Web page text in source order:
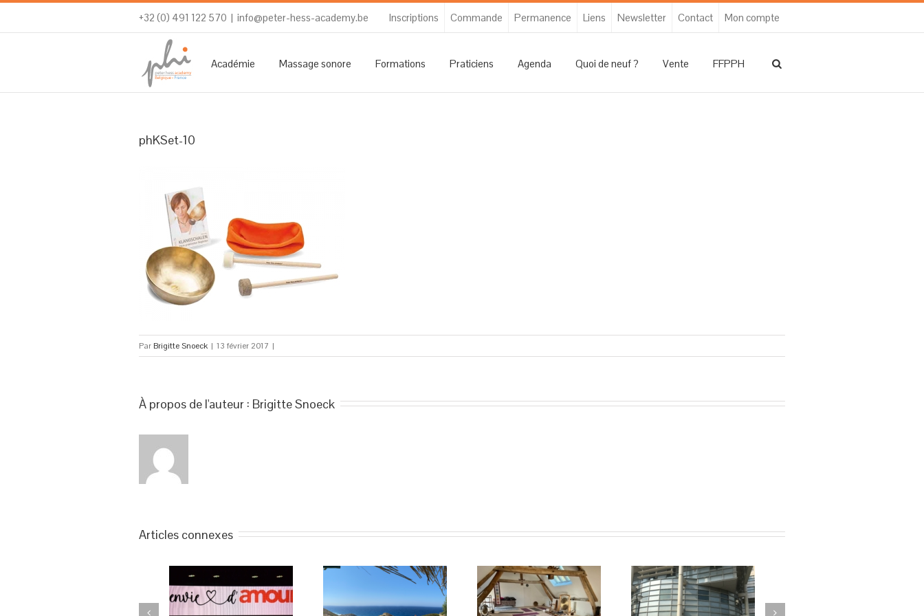
+32 (0) 491 122 570 | info@peter-hess-academy.be Inscriptions Commande Permanence Liens Newsletter Contact Mon compte
Académie Massage sonore Formations Praticiens Agenda Quoi de neuf ? Vente FFPPH
phKSet-10
Par Brigitte Snoeck | 13 février 2017 |
À propos de l'auteur : Brigitte Snoeck
Articles connexes